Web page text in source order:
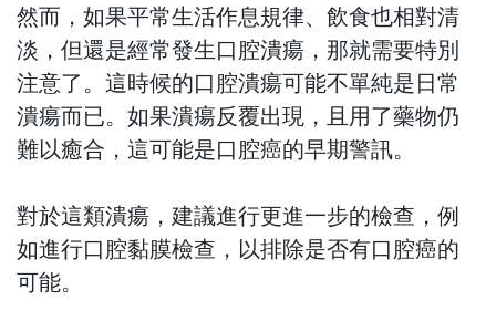
然而，如果平常生活作息規律、飲食也相對清
淡，但還是經常發生口腔潰瘍，那就需要特別
注意了。這時候的口腔潰瘍可能不單純是日常
潰瘍而已。如果潰瘍反覆出現，且用了藥物仍
難以癒合，這可能是口腔癌的早期警訊。
對於這類潰瘍，建議進行更進一步的檢查，例
如進行口腔黏膜檢查，以排除是否有口腔癌的
可能。